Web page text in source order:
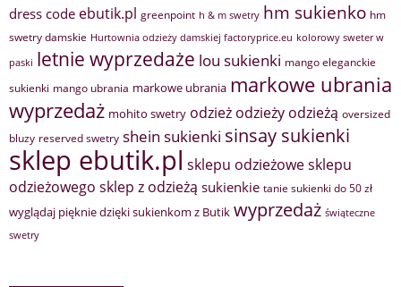
dress code ebutik.pl greenpoint h & m swetry hm sukienko hm
swetry damskie Hurtownia odzieży damskiej factoryprice.eu kolorowy sweter w
paski letnie wyprzedaże lou sukienki mango eleganckie
sukienki mango ubrania markowe ubrania markowe ubrania
wyprzedaż mohito swetry odzież odzieży odzieżą oversized
bluzy reserved swetry shein sukienki sinsay sukienki
sklep ebutik.pl sklepu odzieżowesklepu
odzieżowego sklep z odzieżą sukienkie tanie sukienki do 50 zł
wyglądaj pięknie dzięki sukienkom z Butik wyprzedaż świąteczne
swetry